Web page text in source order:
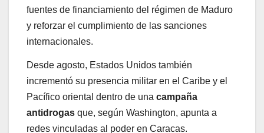
fuentes de financiamiento del régimen de Maduro
y reforzar el cumplimiento de las sanciones
internacionales.
Desde agosto, Estados Unidos también
incrementó su presencia militar en el Caribe y el
Pacífico oriental dentro de una campaña
antidrogas que, según Washington, apunta a
redes vinculadas al poder en Caracas.